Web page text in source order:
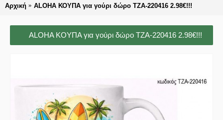
Αρχική ALOHA ΚΟΥΠΑ για γούρι δώρο ΤΖΑ-220416 2.98€!!!
ALOHA ΚΟΥΠΑ για γούρι δώρο ΤΖΑ-220416 2.98€!!!